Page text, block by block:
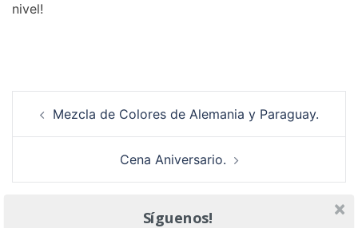
nivel!
Mezcla de Colores de Alemania y Paraguay.
Cena Aniversario.
Síguenos!